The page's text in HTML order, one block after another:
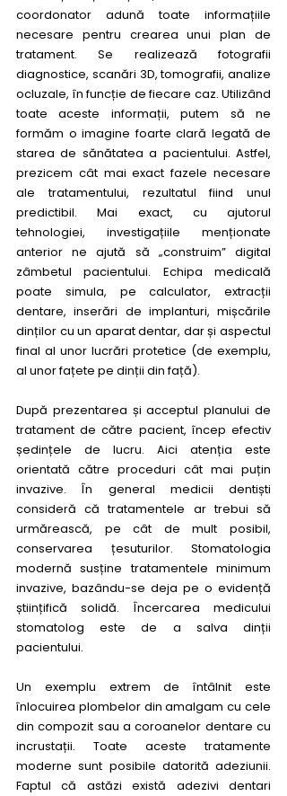
coordonator adună toate informațiile
necesare pentru crearea unui plan de
tratament. Se realizează fotografii
diagnostice, scanări 3D, tomografii, analize
ocluzale, în funcție de fiecare caz. Utilizând
toate aceste informații, putem să ne
formăm o imagine foarte clară legată de
starea de sănătatea a pacientului. Astfel,
prezicem cât mai exact fazele necesare
ale tratamentului, rezultatul fiind unul
predictibil. Mai exact, cu ajutorul
tehnologiei, investigațiile menționate
anterior ne ajută să „construim” digital
zâmbetul pacientului. Echipa medicală
poate simula, pe calculator, extracții
dentare, inserări de implanturi, mișcările
dinților cu un aparat dentar, dar și aspectul
final al unor lucrări protetice (de exemplu,
al unor fațete pe dinții din față).
După prezentarea și acceptul planului de
tratament de către pacient, încep efectiv
ședințele de lucru. Aici atenția este
orientată către proceduri cât mai puțin
invazive. În general medicii dentiști
consideră că tratamentele ar trebui să
urmărească, pe cât de mult posibil,
conservarea țesuturilor. Stomatologia
modernă susține tratamentele minimum
invazive, bazându-se deja pe o evidență
științifică solidă. Încercarea medicului
stomatolog este de a salva dinții
pacientului.
Un exemplu extrem de întâlnit este
înlocuirea plombelor din amalgam cu cele
din compozit sau a coroanelor dentare cu
incrustații. Toate aceste tratamente
moderne sunt posibile datorită adeziunii.
Faptul că astăzi există adezivi dentari